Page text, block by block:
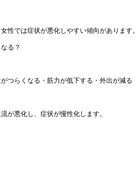
性では症状が悪化しやすい傾向があります
る？
つらくなる・筋力が低下する・外出が減る
が悪化し、症状が慢性化します。